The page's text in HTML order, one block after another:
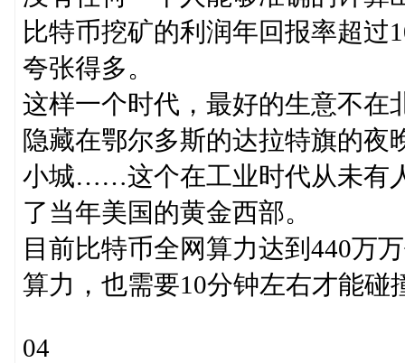
比特币挖矿的利润年回报率超过
夸张得多。
这样一个时代，最好的生意不在
隐藏在鄂尔多斯的达拉特旗的夜
小城……这个在工业时代从未有
了当年美国的黄金西部。
目前比特币全网算力达到440万
算力，也需要10分钟左右才能碰
04